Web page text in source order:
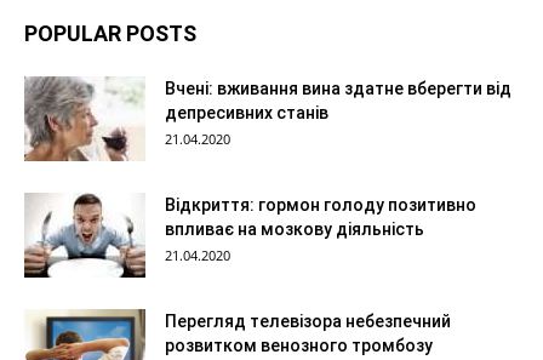
POPULAR POSTS
Вчені: вживання вина здатне вберегти від
депресивних станів
21.04.2020
Відкриття: гормон голоду позитивно
впливає на мозкову діяльність
21.04.2020
Перегляд телевізора небезпечний
розвитком венозного тромбозу